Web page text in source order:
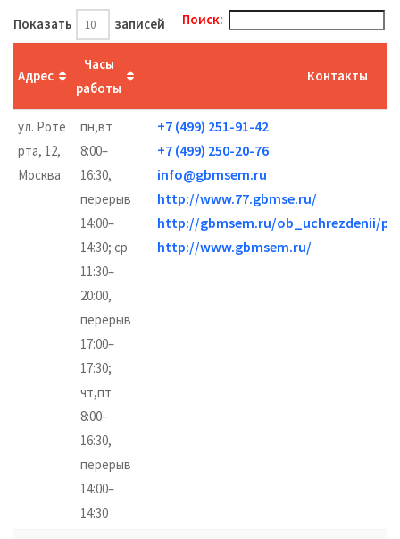
Показать записей Поиск:
Адрес
Часы
работы
Контакты
ул. Роте
рта, 12,
Москва
пн,вт
8:00–
16:30,
перерыв
14:00–
14:30; ср
11:30–
20:00,
перерыв
17:00–
17:30;
чт,пт
8:00–
16:30,
перерыв
14:00–
14:30
+7 (499) 251-91-42
+7 (499) 250-20-76
info@gbmsem.ru
http://www.77.gbmse.ru/
http://gbmsem.ru/ob_uchrezdenii/
http://www.gbmsem.ru/